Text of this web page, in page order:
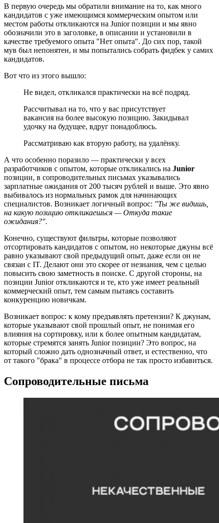
В первую очередь мы обратили внимание на то, как много
кандидатов с уже имеющимся коммерческим опытом или
местом работы откликаются на Junior позиции и мы явно
обозначили это в заголовке, в описании и установили в
качестве требуемого опыта "Нет опыта". До сих пор, такой
мув был непонятен, и мы попытались собрать фидбек у самих
кандидатов.
Вот что из этого вышло:
Не видел, откликался практически на всё подряд.
Рассчитывал на то, что у вас присутствует
вакансия на более высокую позицию. Закидывал
удочку на будущее, вдруг понадоблюсь.
Рассматриваю как вторую работу, на удалёнку.
А что особенно поразило — практически у всех
разработчиков с опытом, которые откликались на Junior
позиции, в сопроводительных письмах указывались
зарплатные ожидания от 200 тысяч рублей и выше. Это явно
выбивалось из нормальных рамок для начинающих
специалистов. Возникает логичный вопрос: "Ты же видишь,
на какую позицию откликаешься — Откуда такие
ожидания?".
Конечно, существуют фильтры, которые позволяют
отсортировать кандидатов с опытом, но некоторые джуны всё
равно указывают свой предыдущий опыт, даже если он не
связан с IT. Делают они это скорее от незнания, чем с целью
повысить свою заметность в поиске. С другой стороны, на
позиции Junior откликаются и те, кто уже имеет реальный
коммерческий опыт, тем самым пытаясь составить
конкуренцию новичкам.
Возникает вопрос: к кому предъявлять претензии? К джунам,
которые указывают свой прошлый опыт, не понимая его
влияния на сортировку, или к более опытным кандидатам,
которые стремятся занять Junior позиции? Это вопрос, на
который сложно дать однозначный ответ, и естественно, что
от такого "брака" в процессе отбора не так просто избавиться.
Сопроводительные письма